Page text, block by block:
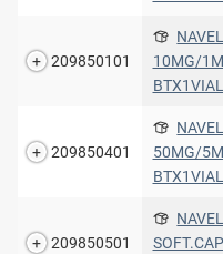
209850101
10MG/
209850401
50MG/
209850501